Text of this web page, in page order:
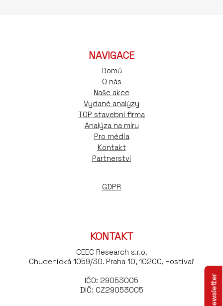
NAVIGACE
Domů
O nás
Naše akce
Vydané analýzy
TOP stavební firma
Analýza na míru
Pro média
Kontakt
Partnerství
GDPR
KONTAKT
CEEC Research s.r.o.
Chudenická 1059/30. Praha 10, 10200, Hostivař
IČO: 29053005
DIČ: CZ29053005